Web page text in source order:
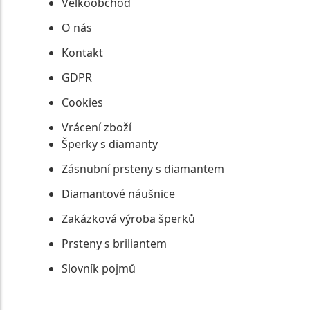
O nás
Kontakt
GDPR
Cookies
Vrácení zboží
Šperky s diamanty
Zásnubní prsteny s diamantem
Diamantové náušnice
Zakázková výroba šperků
Prsteny s briliantem
Slovník pojmů